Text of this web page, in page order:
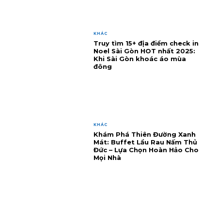
KHÁC
Truy tìm 15+ địa điểm check in
Noel Sài Gòn HOT nhất 2025:
Khi Sài Gòn khoác áo mùa
đông
KHÁC
Khám Phá Thiên Đường Xanh
Mát: Buffet Lẩu Rau Nấm Thủ
Đức – Lựa Chọn Hoàn Hảo Cho
Mọi Nhà